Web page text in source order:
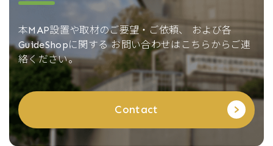
本MAP設置や取材のご要望・ご依頼、
および各
GuideShopに関するお問い合わせはこちらからご連
絡ください。
Contact